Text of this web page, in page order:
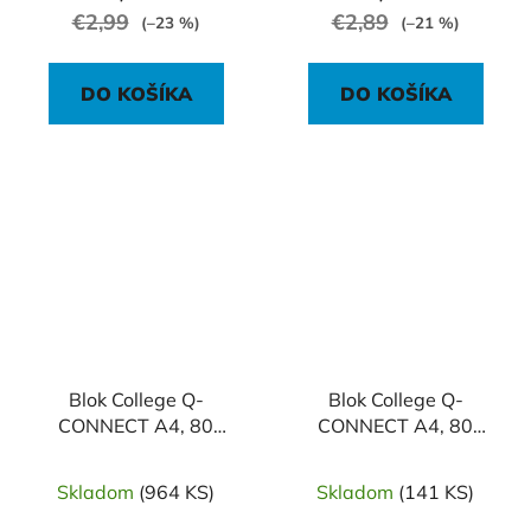
€2,99 (–23 %)
DO KOŠÍKA
€2,89 (–21 %)
DO KOŠÍKA
Blok College Q-
CONNECT A4, 80
Skladom (964 KS)
Blok College Q-
CONNECT A4, 80
Skladom (141 KS)